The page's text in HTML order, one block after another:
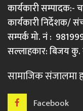
कार्यकारी सम्पादक:-
कार्यकारी
सम्पर्क मो. नं :
सल्लाहकार: बिजय कु.
सामाजिक संजालमा
Facebook